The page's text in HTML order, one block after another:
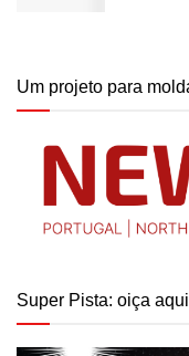
Um projeto para
Super Pista: oiça